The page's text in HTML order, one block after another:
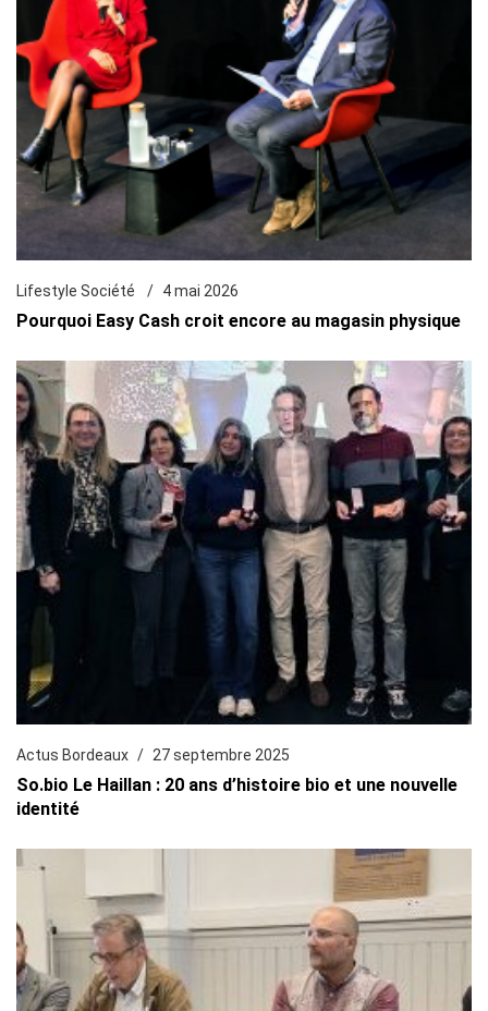
Lifestyle Société 4 mai 2026
Pourquoi Easy Cash croit encore au magasin physique
Actus Bordeaux 27 septembre 2025
So.bio Le Haillan : 20 ans d’histoire bio et une nouvelle
identité